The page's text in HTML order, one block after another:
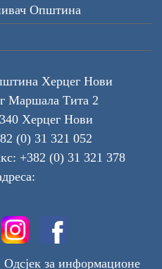
Општина
Херцег Нови
Маршала Тита 2
Херцег Нови
(0) 31 321 052
+382 (0) 31 321 378
за информационе